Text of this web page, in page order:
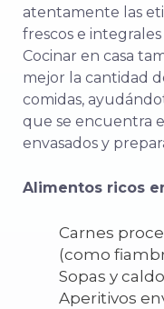
atentamente las
frescos e
Cocinar en casa
mejor la cantidad
comidas,
que se encuentra
envasados y
Alimentos ricos
Carnes
(como
Sopas y
Aperitivos